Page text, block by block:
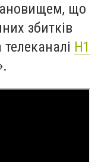
що
збитків
Н1